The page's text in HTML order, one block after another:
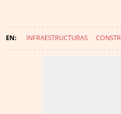
INFRAESTRUCTURAS